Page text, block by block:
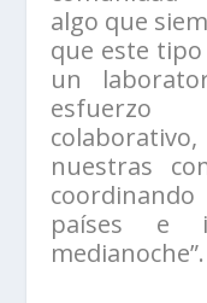
algo que
que este
un
nuestras
países e
medianoche”.